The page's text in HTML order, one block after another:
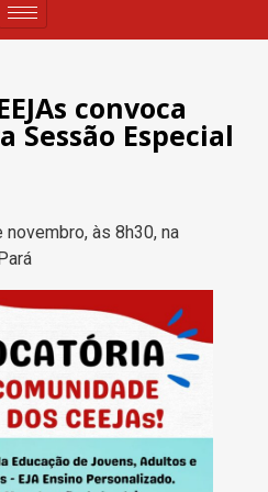
convoca
Sessão Especial
às 8h30, na